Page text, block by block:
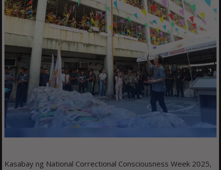
Kasabay ng National Correctional Consciousness Week 2025,